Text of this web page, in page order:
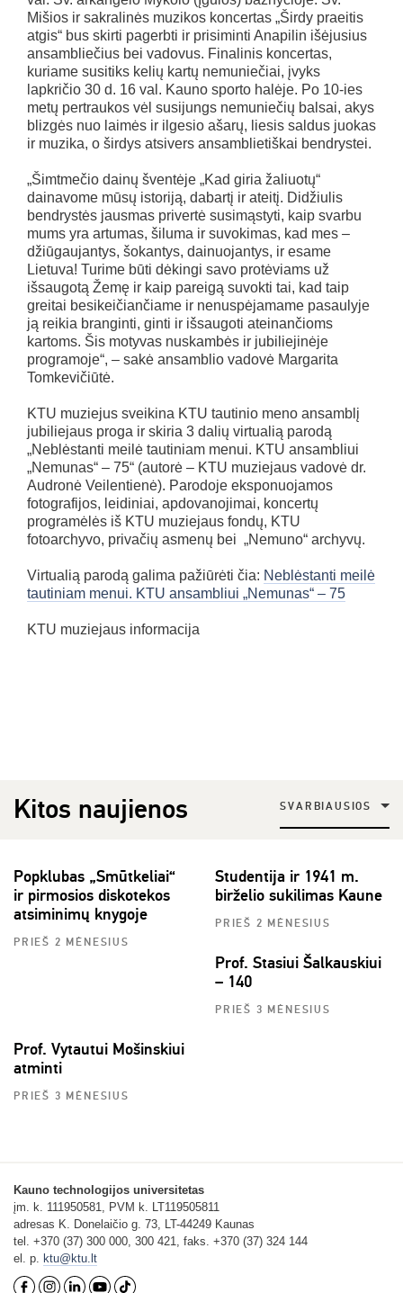
Mišios ir sakralinės muzikos koncertas „Širdy praeitis
atgis“ bus skirti pagerbti ir prisiminti Anapilin išėjusius
ansambliečius bei vadovus. Finalinis koncertas,
kuriame susitiks kelių kartų nemuniečiai, įvyks
lapkričio 30 d. 16 val. Kauno sporto halėje. Po 10-ies
metų pertraukos vėl susijungs nemuniečių balsai, akys
blizgės nuo laimės ir ilgesio ašarų, liesis saldus juokas
ir muzika, o širdys atsivers ansamblietiškai bendrystei.
„Šimtmečio dainų šventėje „Kad giria žaliuotų“
dainavome mūsų istoriją, dabartį ir ateitį. Didžiulis
bendrystės jausmas privertė susimąstyti, kaip svarbu
mums yra artumas, šiluma ir suvokimas, kad mes –
džiūgaujantys, šokantys, dainuojantys, ir esame
Lietuva! Turime būti dėkingi savo protėviams už
išsaugotą Žemę ir kaip pareigą suvokti tai, kad taip
greitai besikeičiančiame ir nenuspėjamame pasaulyje
ją reikia branginti, ginti ir išsaugoti ateinančioms
kartoms. Šis motyvas nuskambės ir jubiliejinėje
programoje“, – sakė ansamblio vadovė Margarita
Tomkevičiūtė.
KTU muziejus sveikina KTU tautinio meno ansamblį
jubiliejaus proga ir skiria 3 dalių virtualią parodą
„Neblėstanti meilė tautiniam menui. KTU ansambliui
„Nemunas“ – 75“ (autorė – KTU muziejaus vadovė dr.
Audronė Veilentienė). Parodoje eksponuojamos
fotografijos, leidiniai, apdovanojimai, koncertų
programėlės iš KTU muziejaus fondų, KTU
fotoarchyvo, privačių asmenų bei „Nemuno“ archyvų.
Virtualią parodą galima pažiūrėti čia: Neblėstanti meilė
tautiniam menui. KTU ansambliui „Nemunas“ – 75
KTU muziejaus informacija
Kitos naujienos SVARBIAUSIOS
Popklubas „Smūtkeliai“
ir pirmosios diskotekos
atsiminimų knygoje
PRIEŠ 2 MĖNESIUS
Studentija ir 1941 m.
birželio sukilimas Kaune
PRIEŠ 2 MĖNESIUS
Prof. Stasiui Šalkauskiui
– 140
PRIEŠ 3 MĖNESIUS
Prof. Vytautui Mošinskiui
atminti
PRIEŠ 3 MĖNESIUS
Kauno technologijos universitetas
įm. k. 111950581, PVM k. LT119505811
adresas K. Donelaičio g. 73, LT-44249 Kaunas
tel. +370 (37) 300 000, 300 421, faks. +370 (37) 324 144
el. p. ktu@ktu.lt